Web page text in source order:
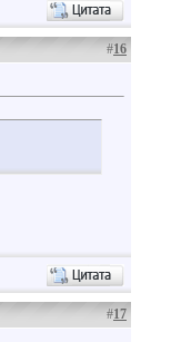
#16
#17